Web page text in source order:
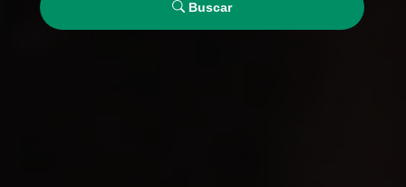
Buscar